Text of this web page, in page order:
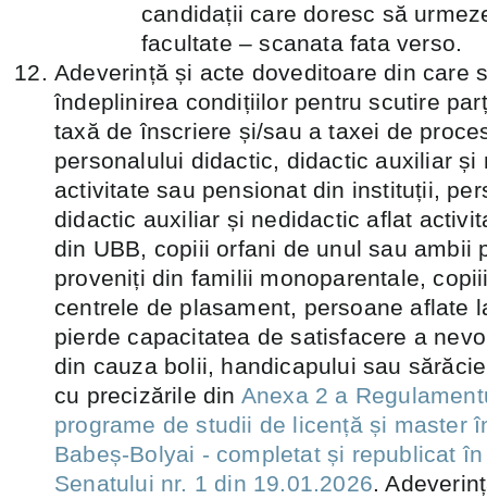
candidații care doresc să
facultate – scanata fata verso.
Adeverință și acte doveditoare din care
îndeplinirea condițiilor pentru scutire
taxă de înscriere și/sau a taxei de
personalului didactic, didactic auxiliar și
activitate sau pensionat din instituții,
didactic auxiliar și nedidactic aflat
din UBB, copiii orfani de unul sau ambii
proveniți din familii monoparentale,
centrele de plasament, persoane aflate
pierde capacitatea de satisfacere a
din cauza bolii, handicapului sau
cu precizările din Anexa 2 a
programe de studii de licență și master
Babeș‐Bolyai ‐ completat și republicat
Senatului nr. 1 din 19.01.2026.